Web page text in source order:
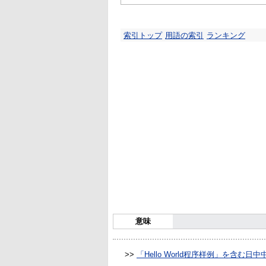
索引トップ 用語の索引 ランキング
意味
>> 「Hello World程序样例」を含む日中